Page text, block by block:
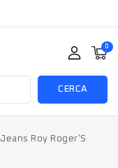
0
CERCA
Jeans Roy Roger'S